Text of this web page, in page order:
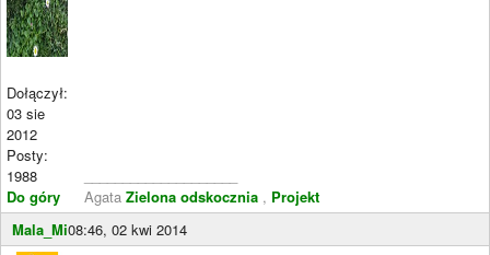
Dołączył:
03 sie
2012
Posty:
1988
Do góry
Agata Zielona odskocznia , Projekt
Mala_Mi08:46, 02 kwi 2014